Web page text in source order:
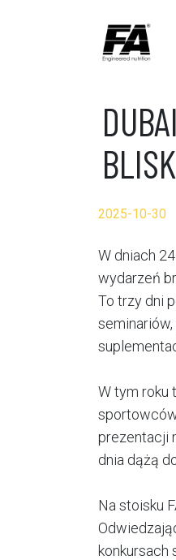
2025-10-30
W dniach
wydarzeń
To trzy dni
W tym roku
prezentacji
dnia dążą
Na stoisku
konkursach